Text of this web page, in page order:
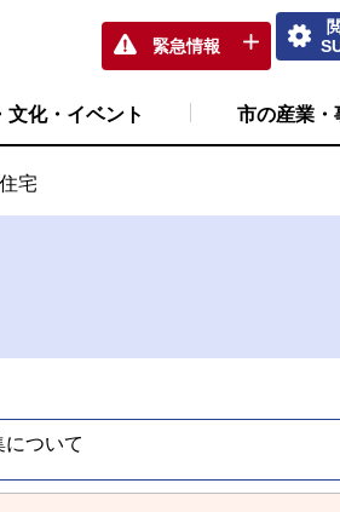
緊急情報
文化・イベント 市の産業・
宅
ついて